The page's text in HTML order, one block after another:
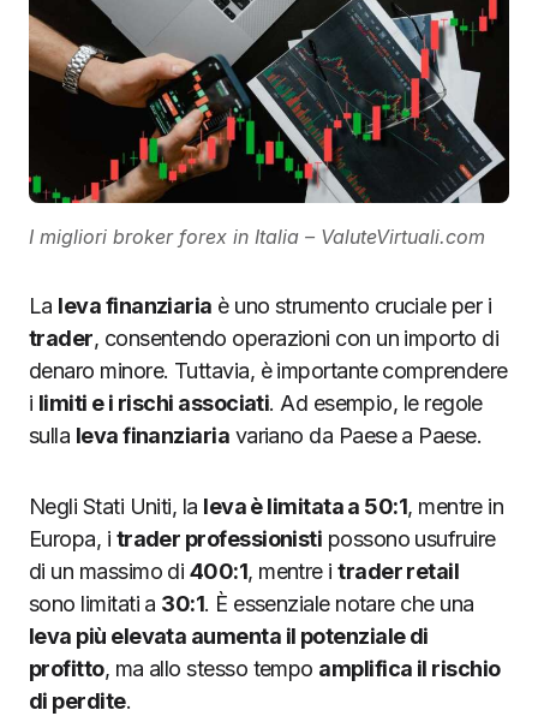
I migliori broker forex in Italia – ValuteVirtuali.com
La leva finanziaria è uno strumento cruciale per i
trader, consentendo operazioni con un importo di
denaro minore. Tuttavia, è importante comprendere
i limiti e i rischi associati. Ad esempio, le regole
sulla leva finanziaria variano da Paese a Paese.
Negli Stati Uniti, la leva è limitata a 50:1, mentre in
Europa, i trader professionisti possono usufruire
di un massimo di 400:1, mentre itrader retail
sono limitati a 30:1. È essenziale notare che una
leva più elevata aumenta il potenziale di
profitto, ma allo stesso tempo amplifica il rischio
di perdite.